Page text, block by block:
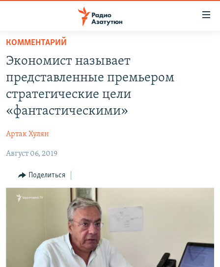
Перейти
основному
содержанию
Перейти
основной
Перейти
ПОЛИТИКА
ОБЩЕСТВО
РЕГИОН
НАГОРНЫЙ КАРАБАХ
КУЛЬТУРА
СПОРТ
English
КОММЕНТАРИЙ
Экономист называет
представленные премьером
стратегические цели
«фантастическими»
Артак Хулян
Август 06, 2019
Поделиться